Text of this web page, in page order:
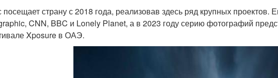
посещает страну с 2018 года, реализовав здесь ряд крупных проектов.
CNN, BBC и Lonely Planet, а в 2023 году серию фотографий
Xposure в ОАЭ.